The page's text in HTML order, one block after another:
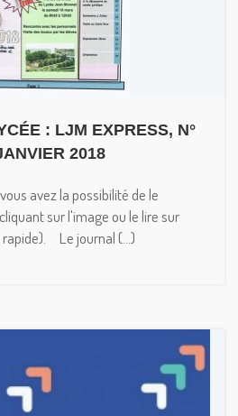
: LJM EXPRESS, N°
2018
avez la possibilité de le
sur l'image ou le lire sur
rapide). Le journal (...)